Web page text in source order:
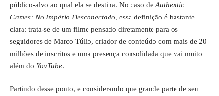
público-alvo ao qual ela se destina. No caso de Authentic
Games: No Império Desconectado, essa definição é bastante
clara: trata-se de um filme pensado diretamente para os
seguidores de Marco Túlio, criador de conteúdo com mais de 20
milhões de inscritos e uma presença consolidada que vai muito
além do YouTube.
Partindo desse ponto, e considerando que grande parte de seu